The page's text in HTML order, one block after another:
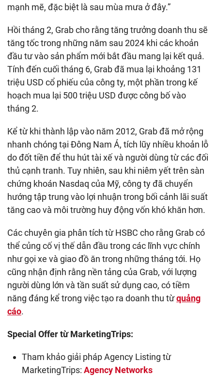
mạnh mẽ, đặc biệt là sau mùa mưa ở đây.”
Hồi tháng 2, Grab cho rằng tăng trưởng doanh thu sẽ
tăng tốc trong những năm sau 2024 khi các khoản
đầu tư vào sản phẩm mới bắt đầu mang lại kết quả.
Tính đến cuối tháng 6, Grab đã mua lại khoảng 131
triệu USD cổ phiếu của công ty, một phần trong kế
hoạch mua lại 500 triệu USD được công bố vào
tháng 2.
Kể từ khi thành lập vào năm 2012, Grab đã mở rộng
nhanh chóng tại Đông Nam Á, tích lũy nhiều khoản lỗ
do đốt tiền để thu hút tài xế và người dùng từ các đối
thủ cạnh tranh. Tuy nhiên, sau khi niêm yết trên sàn
chứng khoán Nasdaq của Mỹ, công ty đã chuyển
hướng tập trung vào lợi nhuận trong bối cảnh lãi suất
tăng cao và môi trường huy động vốn khó khăn hơn.
Các chuyên gia phân tích từ HSBC cho rằng Grab có
thể củng cố vị thế dẫn đầu trong các lĩnh vực chính
như gọi xe và giao đồ ăn trong những tháng tới. Họ
cũng nhận định rằng nền tảng của Grab, với lượng
người dùng lớn và tần suất sử dụng cao, có tiềm
năng đáng kể trong việc tạo ra doanh thu từquảng
cáo.
Special Offer từ MarketingTrips:
Tham khảo giải pháp Agency Listing từ
MarketingTrips: Agency Networks